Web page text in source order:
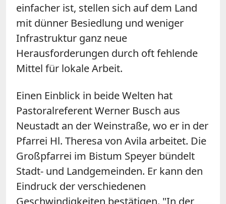
einfacher ist, stellen sich auf dem Land
mit dünner Besiedlung und weniger
Infrastruktur ganz neue
Herausforderungen durch oft fehlende
Mittel für lokale Arbeit.
Einen Einblick in beide Welten hat
Pastoralreferent Werner Busch aus
Neustadt an der Weinstraße, wo er in der
Pfarrei Hl. Theresa von Avila arbeitet. Die
Großpfarrei im Bistum Speyer bündelt
Stadt- und Landgemeinden. Er kann den
Eindruck der verschiedenen
Geschwindigkeiten bestätigen. "In der